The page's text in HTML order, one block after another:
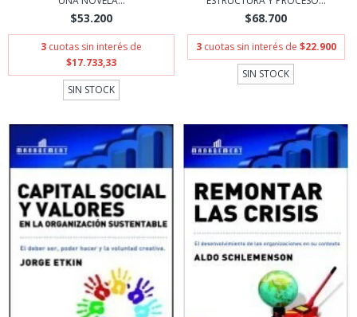
$53.200
3 cuotas sin interés de
$17.733,33
SIN STOCK
$68.700
3 cuotas sin interés de $22.900
SIN STOCK